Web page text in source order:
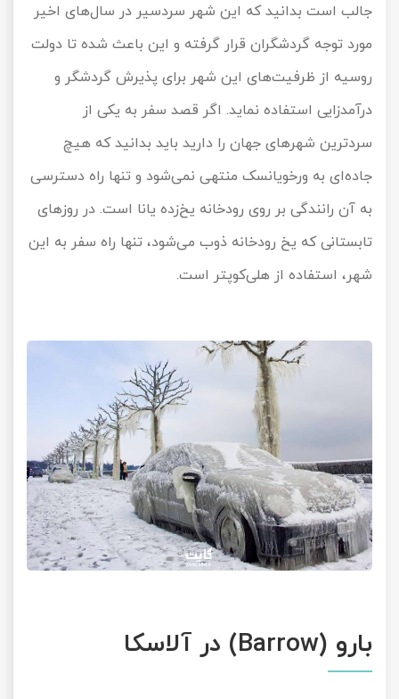
جالب است بدانید که این شهر سردسیر در سال‌های اخیر
مورد توجه گردشگران قرار گرفته و این باعث شده تا دولت
روسیه از ظرفیت‌های این شهر برای پذیرش گردشگر و
درآمدزایی استفاده نماید. اگر قصد سفر به یکی از
سردترین شهرهای جهان را دارید باید بدانید که هیچ
جاده‌ای به ورخویانسک منتهی نمی‌شود و تنها راه دسترسی
به آن رانندگی بر روی رودخانه یخ‌زده یانا است. در روزهای
تابستانی که یخ رودخانه ذوب می‌شود، تنها راه سفر به این
شهر، استفاده از هلی‌کوپتر است.
بارو (Barrow) در آلاسکا